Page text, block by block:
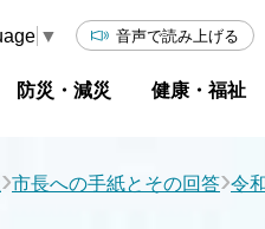
▼ 音声で読み上げる
防災・減災 健康・福祉
›市長への手紙とその回答›令